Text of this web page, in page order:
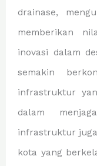
drainase,
memberikan
inovasi dalam
semakin
infrastruktur
dalam
infrastruktur
kota yang